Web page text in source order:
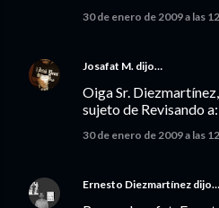
30 de enero de 2009 a las
Josafat M. dijo…
Oiga Sr.
sujeto de Revisando a:
30 de enero de 2009 a las
Ernesto Diezmartínez dijo…